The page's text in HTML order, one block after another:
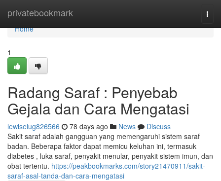
privatebookmark
Home
Home
1
Radang Saraf : Penyebab
Gejala dan Cara Mengatasi
lewiselug826566 78 days ago News
Discuss
Sakit saraf adalah gangguan yang memengaruhi sistem saraf
badan. Beberapa faktor dapat memicu keluhan ini, termasuk
diabetes , luka saraf, penyakit menular, penyakit sistem imun, dan
obat tertentu. https://peakbookmarks.com/story21470911/sakit-
saraf-asal-tanda-dan-cara-mengatasi